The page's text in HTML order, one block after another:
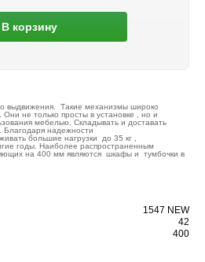
В корзину
выдвижения. Такие механизмы широко
не только просты в установке , но и
мебелью. Складывать и доставать
Благодаря надежности
большие нагрузки до 35 кг ,
годы. Наиболее распространенным
на 400 мм являются шкафы и тумбочки в
1547 NEW
42
400